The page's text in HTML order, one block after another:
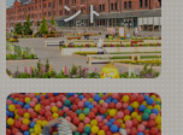
ント